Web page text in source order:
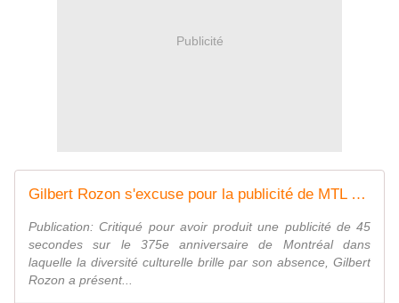
Publicité
Gilbert Rozon s'excuse pour la publicité de MTL 375 qui ne montre que des Blancs
Publication: Critiqué pour avoir produit une publicité de 45
secondes sur le 375e anniversaire de Montréal dans
laquelle la diversité culturelle brille par son absence, Gilbert
Rozon a présent...